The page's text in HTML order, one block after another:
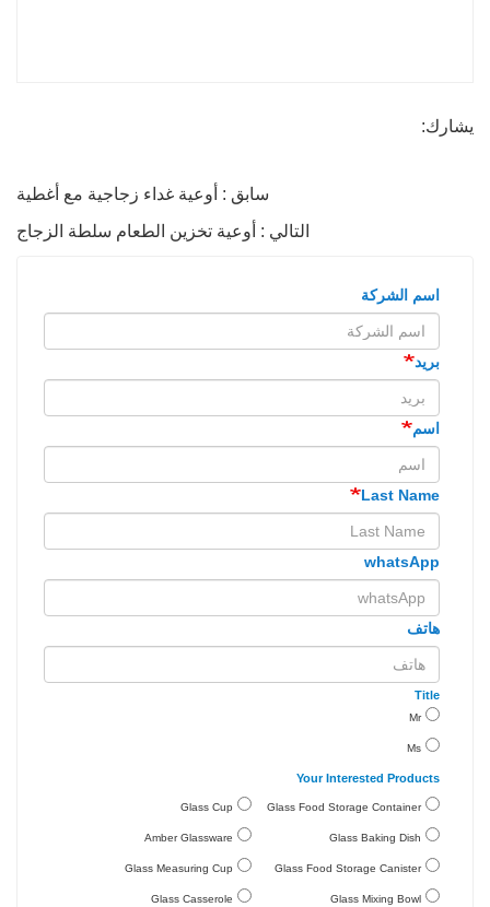
يشارك:
سابق : أوعية غداء زجاجية مع أغطية
التالي : أوعية تخزين الطعام سلطة الزجاج
اسم الشركة
بريد
اسم
Last Name
whatsApp
هاتف
Title
Mr
Ms
Your Interested Products
Glass Food Storage Container
Glass Baking Dish
Glass Food Storage Canister
Glass Mixing Bowl
Glass Cup
Amber Glassware
Glass Measuring Cup
Glass Casserole